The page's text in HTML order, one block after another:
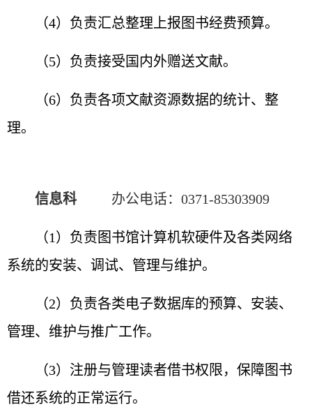
（4）负责汇总整理上报图书经费预算。
（5）负责接受国内外赠送文献。
（6）负责各项文献资源数据的统计、整
理。
信息科 办公电话： 0371-85303909
（1）负责图书馆计算机软硬件及各类网络
系统的安装、调试、管理与维护。
（2）负责各类电子数据库的预算、安装、
管理、维护与推广工作。
（3）注册与管理读者借书权限，保障图书
借还系统的正常运行。